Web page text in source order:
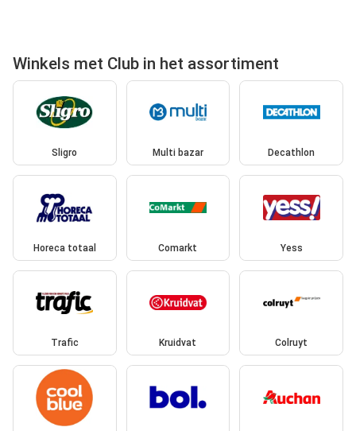
Winkels met Club in het assortiment
Sligro Multi bazar Decathlon
Horeca totaal Comarkt Yess
Trafic Kruidvat Colruyt